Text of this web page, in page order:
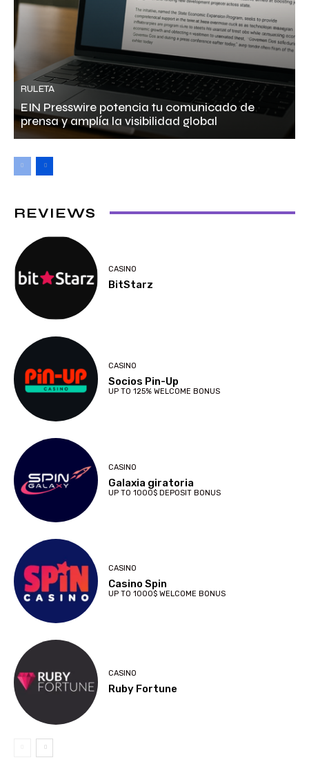
RULETA
EIN Presswire potencia tu comunicado de
prensa y amplía la visibilidad global
REVIEWS
CASINO
BitStarz
CASINO
Socios Pin-Up
UP TO 125% WELCOME BONUS
CASINO
Galaxia giratoria
UP TO 1000$ DEPOSIT BONUS
CASINO
Casino Spin
UP TO 1000$ WELCOME BONUS
CASINO
Ruby Fortune